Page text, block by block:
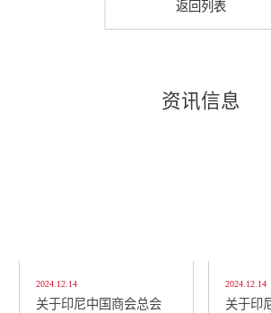
返回列表
资讯信息
2024.12.14
关于印尼中国商会总会
2024.12.14
关于印